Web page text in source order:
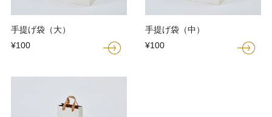
手提げ袋（大）
¥100
手提げ袋（中）
¥100